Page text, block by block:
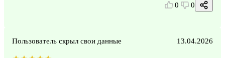
0 0
Пользователь скрыл свои данные 13.04.2026